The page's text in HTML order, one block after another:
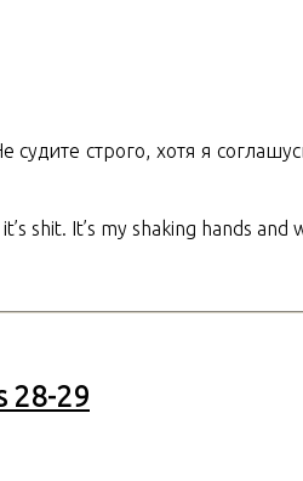
строго, хотя я
shit. It’s my shaking hands and
28-29